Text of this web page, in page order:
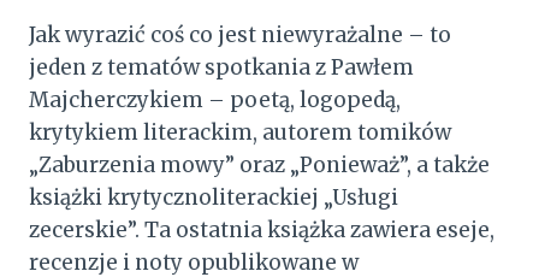
Jak wyrazić coś co jest niewyrażalne – to
jeden z tematów spotkania z Pawłem
Majcherczykiem – poetą, logopedą,
krytykiem literackim, autorem tomików
„Zaburzenia mowy” oraz „Ponieważ”, a także
książki krytycznoliterackiej „Usługi
zecerskie”. Ta ostatnia książka zawiera eseje,
recenzje i noty opublikowane w